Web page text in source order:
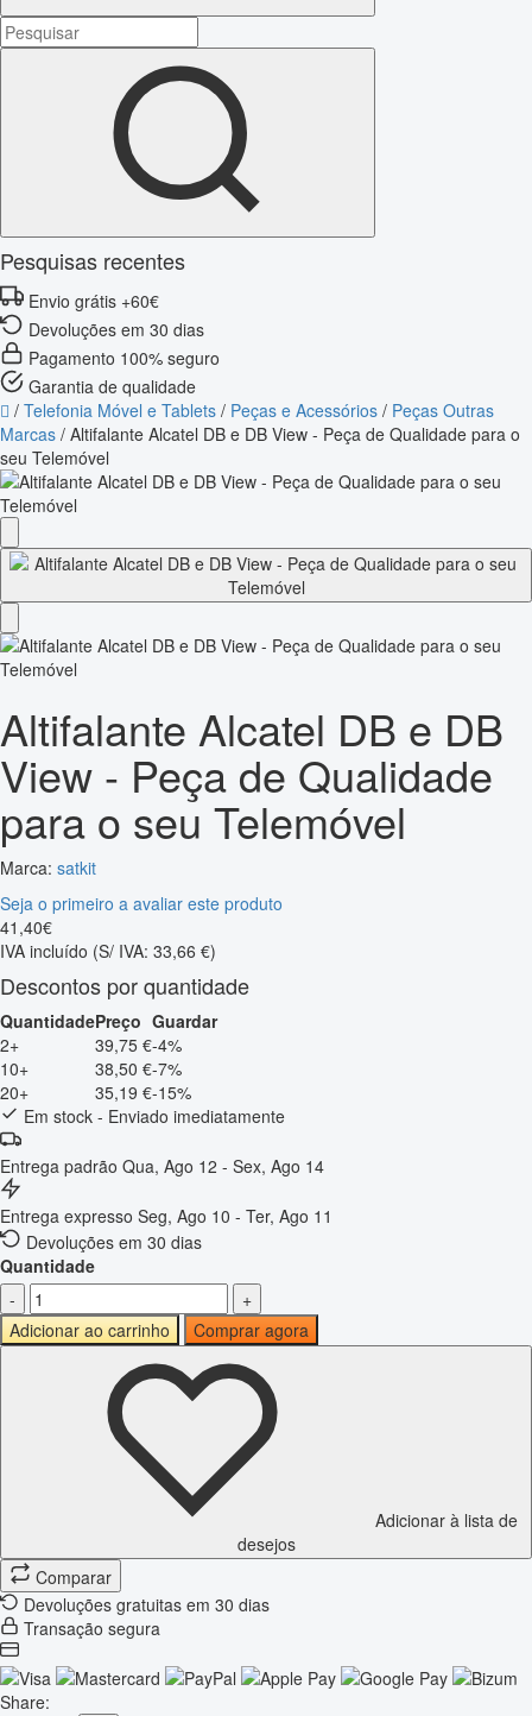
Pesquisas recentes
Envio grátis +60€
Devoluções em 30 dias
Pagamento 100% seguro
Garantia de qualidade
/ Telefonia Móvel e Tablets / Peças e Acessórios / Peças Outras
Marcas / Altifalante Alcatel DB e DB View - Peça de Qualidade para o
seu Telemóvel
Altifalante Alcatel DB e DB
View - Peça de Qualidade
para o seu Telemóvel
Marca: satkit
Seja o primeiro a avaliar este produto
41 ,40€
IVA incluído (S/ IVA: 33,66 €)
Descontos por quantidade
QuantidadePreço Guardar
2+
39,75 €-4%
10+
38,50 €-7%
20+
35,19 €-15%
Em stock - Enviado imediatamente
Entrega padrão Qua, Ago 12 - Sex, Ago 14
Entrega expresso Seg, Ago 10 - Ter, Ago 11
Devoluções em 30 dias
Quantidade
-
+
Adicionar ao carrinho
Comprar agora
Adicionar à lista de
desejos
Comparar
Devoluções gratuitas em 30 dias
Transação segura
Share: